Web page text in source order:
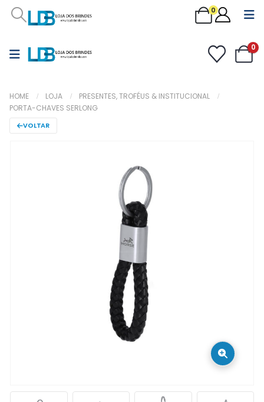
0
0
HOME LOJA
PRESENTES, TROFÉUS & INSTITUCIONAL
PORTA-CHAVES SERLONG
VOLTAR